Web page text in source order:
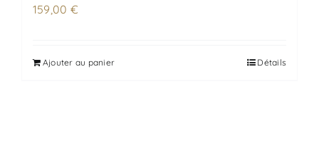
159,00 €
Ajouter au panier Détails